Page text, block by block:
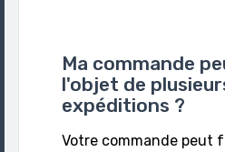
Ma commande
l'objet de
expéditions ?
Votre commande peut